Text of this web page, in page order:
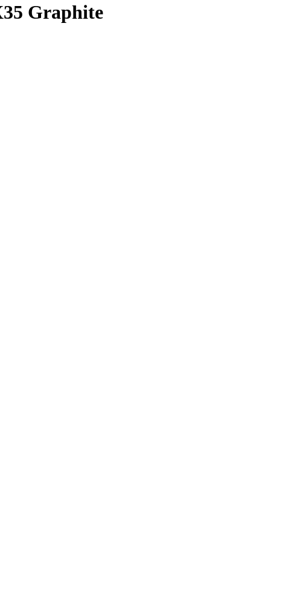
Graphite